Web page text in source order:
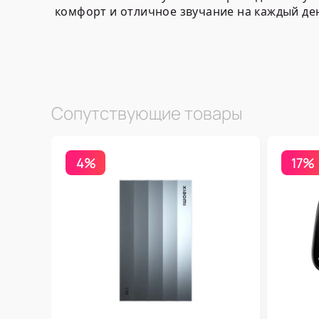
комфорт и отличное звучание на каждый
Сопутствующие товары
4% 17%